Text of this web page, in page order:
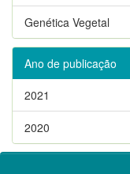
Genética Vegetal
Ano de publicação
2021
2020